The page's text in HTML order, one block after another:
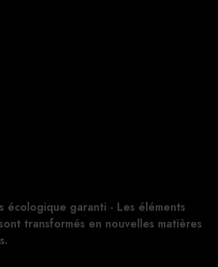
écologique garanti - Les éléments
transformés en nouvelles matières